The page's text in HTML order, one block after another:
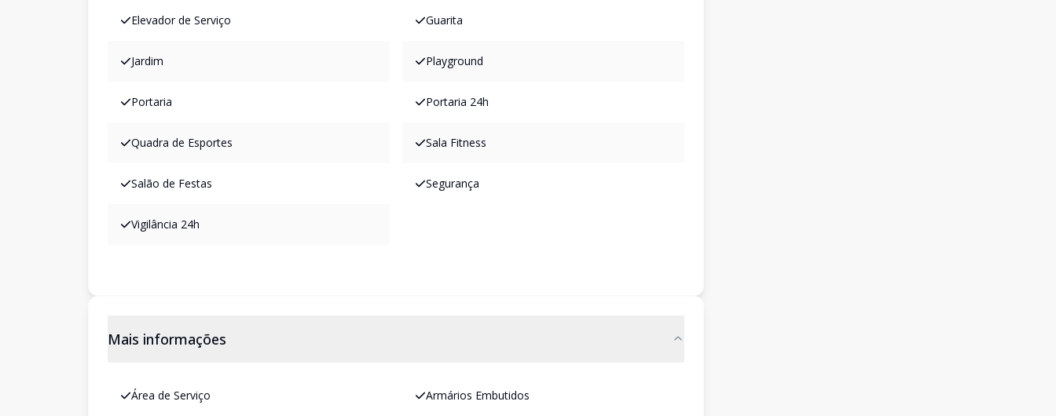
Elevador de Serviço Guarita
Jardim Playground
Portaria Portaria 24h
Quadra de Esportes Sala Fitness
Salão de Festas Segurança
Vigilância 24h
Mais informações
Área de Serviço Armários Embutidos